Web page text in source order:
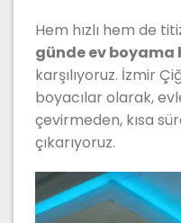
Hem hızlı hem de
günde ev boyama
karşılıyoruz. İzmir
boyacılar olarak,
çevirmeden, kısa
çıkarıyoruz.